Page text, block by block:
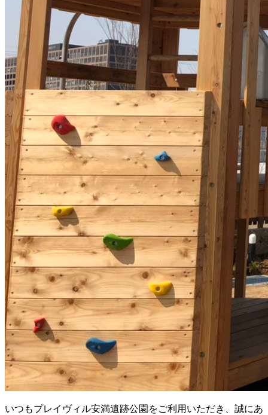
いつもプレイヴィル安満遺跡公園をご利用いただき、誠にあ